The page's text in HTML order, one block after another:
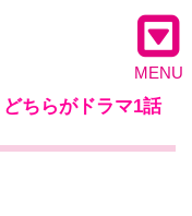
MENU
ちらがドラマ1話